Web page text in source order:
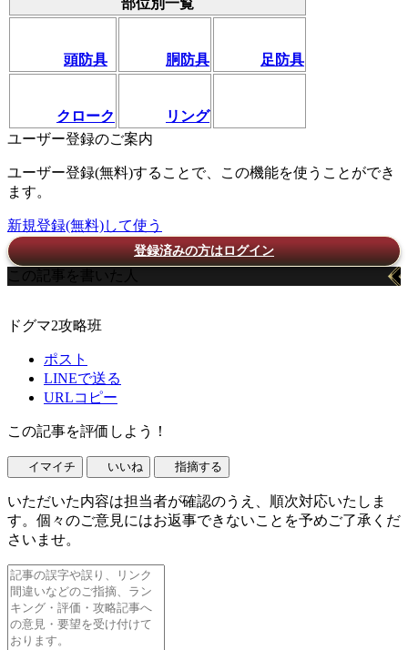
頭防具 胴防具 足防具
クローク
リング
ユーザー登録のご案内
ユーザー登録(無料)することで、この機能を使うことができ
ます。
新規登録(無料)して使う
登録済みの方はログイン
この記事を書いた人
ドグマ2攻略班
ポスト
LINEで送る
URLコピー
この記事を評価しよう！
イマイチ いいね 指摘する
いただいた内容は担当者が確認のうえ、順次対応いたしま
す。個々のご意見にはお返事できないことを予めご了承くだ
さいませ。